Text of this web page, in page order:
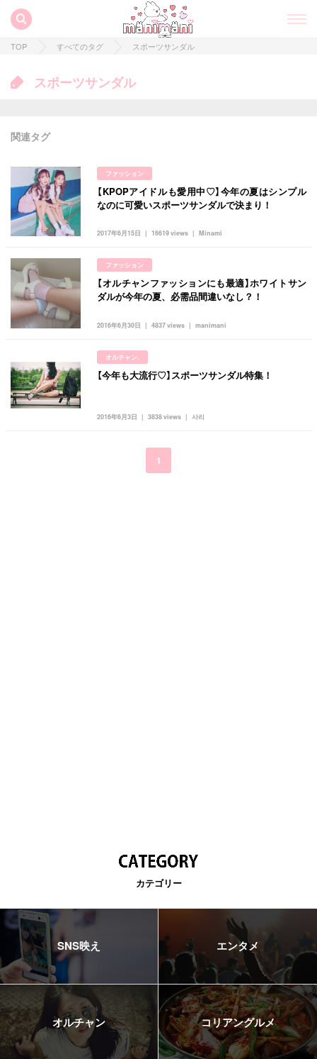
すべての記事
manimani について
カテゴリー一覧
タグ一覧
キュレーター一覧
利用規約
プライバシーポリシー
オルチャン
韓国旅行 韓国ファッション 韓国アイドル
メイク k-pop
オルチャンメイク twice 人気 アイドル
韓国ドラマ
TOP すべてのタグ スポーツサンダル
スポーツサンダル
関連タグ
ファッション
2017年6月15日 Minami
16619 views
【KPOPアイドルも愛用中♡】今年の夏はシンプル
なのに可愛いスポーツサンダルで決まり！
ファッション
2016年6月30日 manimani
4837 views
【オルチャンファッションにも最適】ホワイトサン
ダルが今年の夏、必需品間違いなし？！
オルチャン.
2016年6月3日 사리
3838 views
【今年も大流行♡】スポーツサンダル特集！
1
カテゴリー
SNS映え エンタメ
オルチャン コリアングルメ